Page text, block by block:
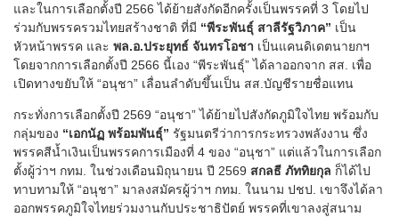
และในการเลือกตั้งปี 2566 ได้ย้ายสังกัดอีกครั้งเป็นพรรคที่ 3 โดยไป
ร่วมกับพรรครวมไทยสร้างชาติ ที่มี “พีระพันธุ์ สาลีรัฐวิภาค” เป็น
หัวหน้าพรรค และ พล.อ.ประยุทธ์ จันทรโอชา เป็นแคนดิเดตนายกฯ
โดยจากการเลือกตั้งปี 2566 นี้เอง “พีระพันธุ์” ได้ลาออกจาก สส. เพื่อ
เปิดทางขยับให้ “อนุชา” เลื่อนลำดับขึ้นเป็น สส.บัญชีรายชื่อแทน
กระทั่งการเลือกตั้งปี 2569 “อนุชา” ได้ย้ายไปสังกัดภูมิใจไทย พร้อมกับ
กลุ่มของ “เอกนัฏ พร้อมพันธุ์” รัฐมนตรีว่าการกระทรวงพลังงาน ซึ่ง
พรรคสีน้ำเงินเป็นพรรคการเมืองที่ 4 ของ “อนุชา” แต่แล้วในการเลือก
ตั้งผู้ว่าฯ กทม. ในช่วงเดือนมิถุนายน ปี 2569 สกลธี ภัททิยกุล ก็ได้ไป
ทาบทามให้ “อนุชา” มาลงสมัครผู้ว่าฯ กทม. ในนาม ปชป. เขาจึงได้ลา
ออกพรรคภูมิใจไทยร่วมงานกับประชาธิปัตย์ พรรคที่เขาลงสู่สนาม